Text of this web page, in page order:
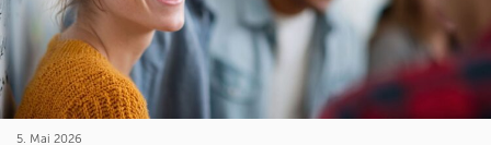
5. Mai 2026